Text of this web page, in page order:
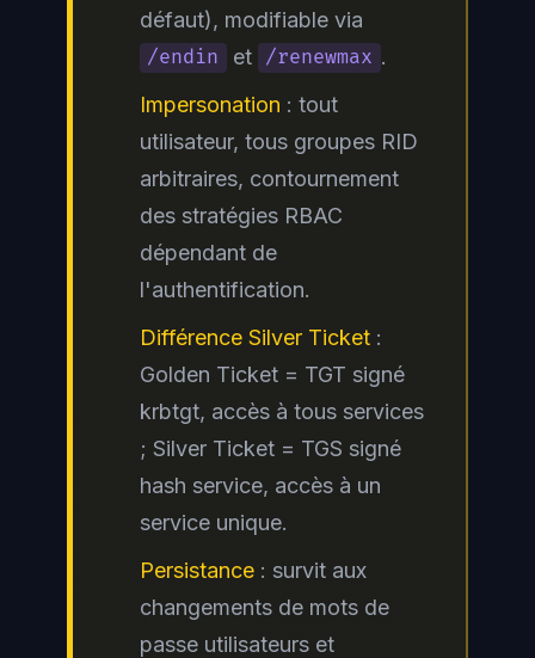
défaut), modifiable via
/endin et /renewmax .
Impersonation : tout
utilisateur, tous groupes RID
arbitraires, contournement
des stratégies RBAC
dépendant de
l'authentification.
Différence Silver Ticket :
Golden Ticket = TGT signé
krbtgt, accès à tous services
; Silver Ticket = TGS signé
hash service, accès à un
service unique.
Persistance : survit aux
changements de mots de
passe utilisateurs et